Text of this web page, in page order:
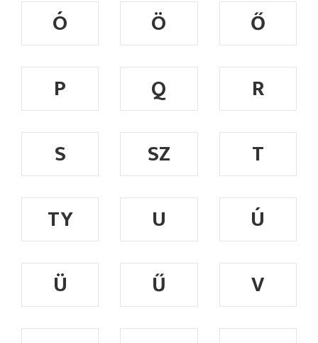
Ó
Ö
Ő
P
Q
R
S
SZ
T
TY
U
Ú
Ü
Ű
V